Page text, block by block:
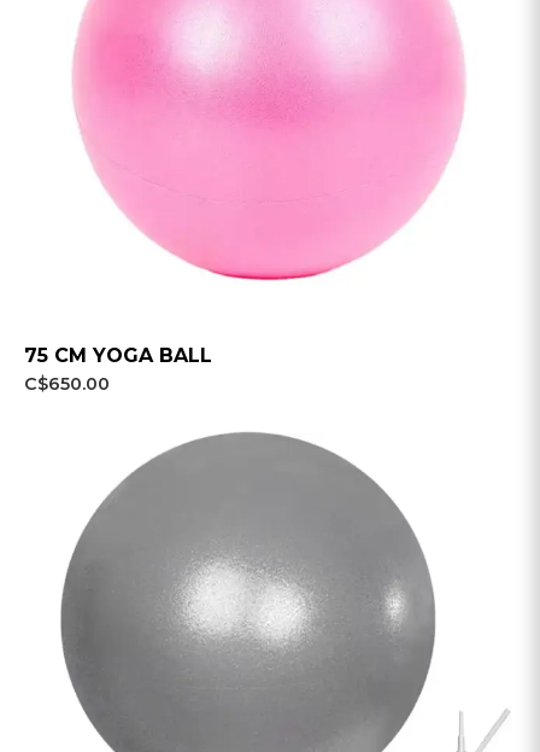
75 CM YOGA BALL
C$650.00